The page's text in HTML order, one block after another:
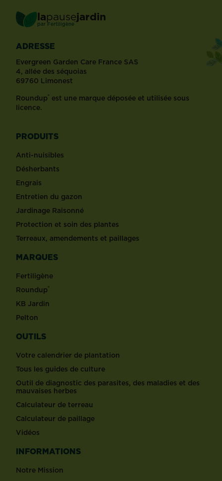
lapausejardin
par Fertiligène ®
ADRESSE
Evergreen Garden Care France SAS
4, allée des séquoias
69760 Limonest
Roundup® est une marque déposée et utilisée sous
licence.
PRODUITS
Anti-nuisibles
Désherbants
Engrais
Entretien du gazon
Jardinage Raisonné
Protection et soin des plantes
Terreaux, amendements et paillages
MARQUES
Fertiligène
Roundup®
KB Jardin
Pelton
OUTILS
Votre calendrier de plantation
Tous les guides de culture
Outil de diagnostic des parasites, des maladies et des
mauvaises herbes
Calculateur de terreau
Calculateur de paillage
Vidéos
INFORMATIONS
Notre Mission